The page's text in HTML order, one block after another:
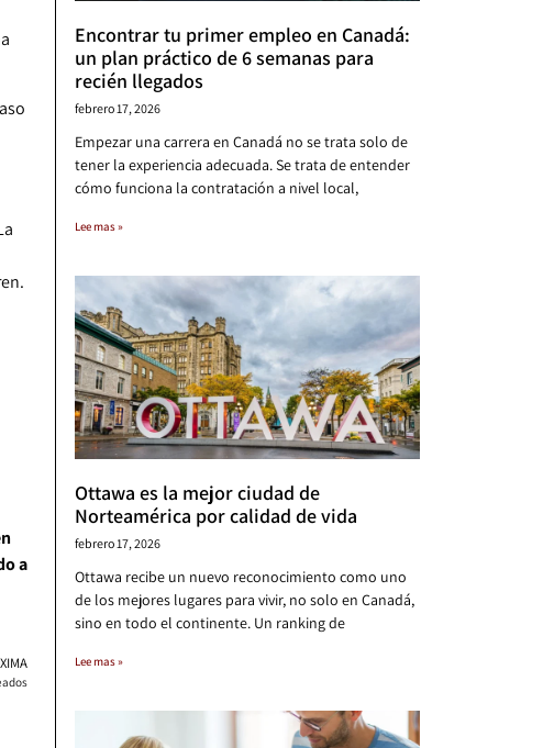
a
Encontrar tu primer empleo en Canadá:
un plan práctico de 6 semanas para
recién llegados
febrero 17, 2026
Empezar una carrera en Canadá no se trata solo de
tener la experiencia adecuada. Se trata de entender
cómo funciona la contratación a nivel local,
Lee mas »
Ottawa es la mejor ciudad de
Norteamérica por calidad de vida
febrero 17, 2026
Ottawa recibe un nuevo reconocimiento como uno
de los mejores lugares para vivir, no solo en Canadá,
sino en todo el continente. Un ranking de
Lee mas »